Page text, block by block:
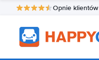
Opnie klientów